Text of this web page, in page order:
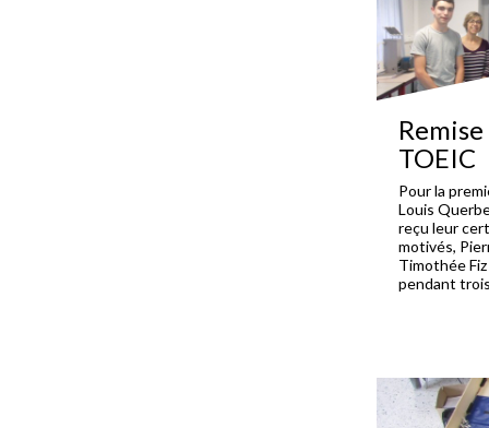
TOEIC
Pour la
Louis
reçu leur
motivés,
Timothée
pendant